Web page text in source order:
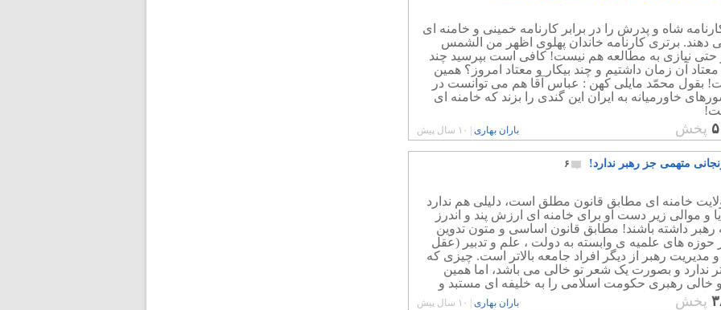
شاه و پدرش را در برابر کارنامه خمینی و خامنه ای
دهند. برتری کارنامه خاندان پهلوی اظهر من الشمس
نیازی به مطالعه هم نیست! کافی است بپرسید چند
معتاد آن زمان داشتیم و چند بیکار و معتاد امروز؟ همین
بقول محمّد مایلی کهن : عباس آقا هم می توانست در
خاورمیانه به ایران این گندی را بزند که خامنه ای
پخش باران بهاری ۱۰ سال پیش
متهمی جز رهبر ندارد! ۶
خامنه ای مطابق قانون مطلق است، دلیلی هم ندارد
و موالی زیر دست او برای خامنه ای ارزش پند و اندرز
رهبر داشته باشند! مطابق قانون اساسی و متون تدوین
حوزه های علمیه ی وابسته به دولت ، علم و تدبیر (عقل
مدیریت رهبر از دیگر افراد جامعه بالاتر است. چیزی که
ندارد و بصورت یک شعر تو خالی می باشد، اما همین
خالی رهبری حکومت اسلامی را به خلیفه ای مستبد و
بدل ساخته است.پخش باران بهاری ۱۰ سال پیش